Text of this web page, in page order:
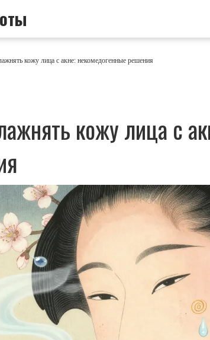
кожу лица с акне: некомедогенные решения
кожу лица с